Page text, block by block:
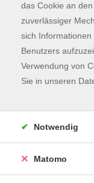
das Cookie an
zuverlässiger
sich
Benutzers
Verwendung von
Sie in unseren
Notwendig
Matomo